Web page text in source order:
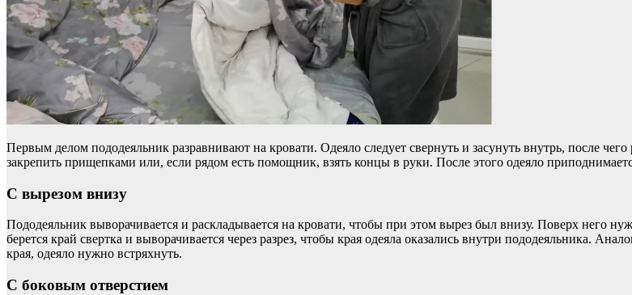
Первым делом пододеяльник разравнивают на кровати. Одеяло следует свернуть и засунуть внутрь, после
закрепить прищепками или, если рядом есть помощник, взять концы в руки. После этого одеяло
С вырезом внизу
Пододеяльник выворачивается и раскладывается на кровати, чтобы при этом вырез был внизу. Поверх него
берется край свертка и выворачивается через разрез, чтобы края одеяла оказались внутри пододеяльника.
края, одеяло нужно встряхнуть.
С боковым отверстием